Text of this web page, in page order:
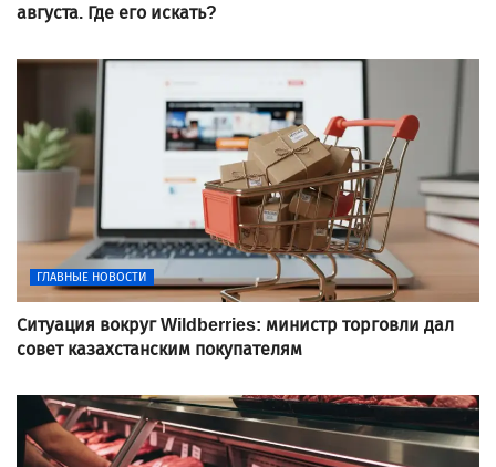
августа. Где его искать?
ГЛАВНЫЕ НОВОСТИ
Ситуация вокруг Wildberries: министр торговли дал
совет казахстанским покупателям